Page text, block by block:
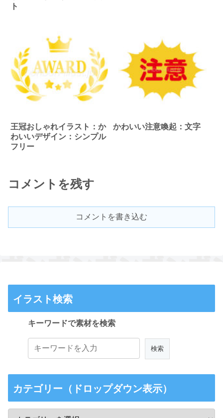
ト
王冠おしゃれイラスト：か
わいいデザイン：シンプル
フリー
かわいい注意喚起：文字
コメントを残す
コメントを書き込む
イラスト検索
キーワードで素材を検索
カテゴリー（ドロップダウン表示）